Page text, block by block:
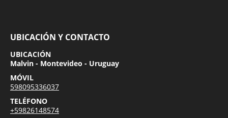
UBICACIÓN Y CONTACTO
UBICACIÓN
Malvin - Montevideo - Uruguay
MÓVIL
598095336037
TELÉFONO
+59826148574